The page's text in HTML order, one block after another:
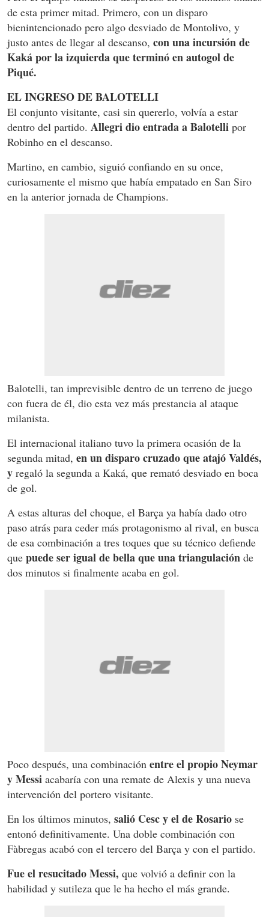
de esta primer mitad. Primero, con un disparo
bienintencionado pero algo desviado de Montolivo, y
justo antes de llegar al descanso, con una incursión de
Kaká por la izquierda que terminó en autogol de
Piqué.
EL INGRESO DE BALOTELLI
El conjunto visitante, casi sin quererlo, volvía a estar
dentro del partido. Allegri dio entrada a Balotelli por
Robinho en el descanso.
Martino, en cambio, siguió confiando en su once,
curiosamente el mismo que había empatado en San Siro
en la anterior jornada de Champions.
Balotelli, tan imprevisible dentro de un terreno de juego
con fuera de él, dio esta vez más prestancia al ataque
milanista.
El internacional italiano tuvo la primera ocasión de la
segunda mitad, en un disparo cruzado que atajó Valdés,
y regaló la segunda a Kaká, que remató desviado en boca
de gol.
A estas alturas del choque, el Barça ya había dado otro
paso atrás para ceder más protagonismo al rival, en busca
de esa combinación a tres toques que su técnico defiende
que puede ser igual de bella que una triangulación de
dos minutos si finalmente acaba en gol.
Poco después, una combinación entre el propio Neymar
y Messi acabaría con una remate de Alexis y una nueva
intervención del portero visitante.
En los últimos minutos, salió Cesc y el de Rosario se
entonó definitivamente. Una doble combinación con
Fàbregas acabó con el tercero del Barça y con el partido.
Fue el resucitado Messi, que volvió a definir con la
habilidad y sutileza que le ha hecho el más grande.